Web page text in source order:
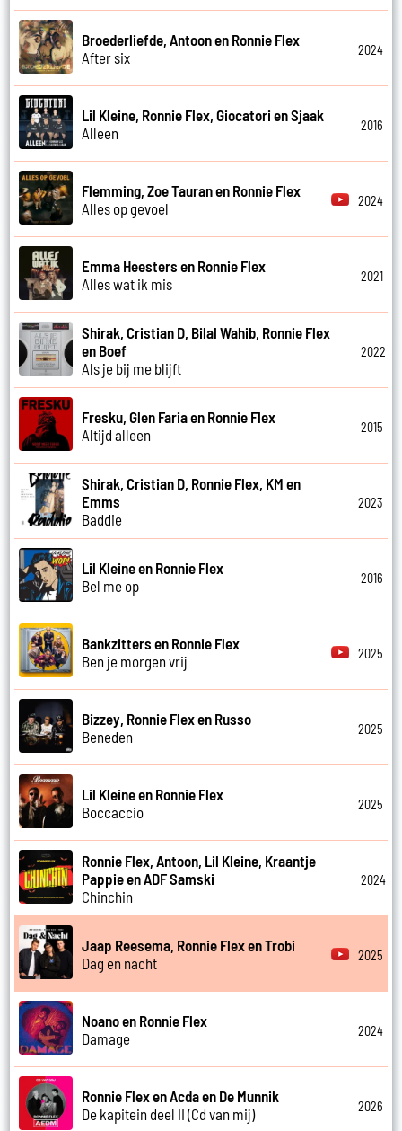
Broederliefde, Antoon en Ronnie Flex
After six
2024
Lil Kleine, Ronnie Flex, Giocatori en Sjaak
Alleen
2016
Flemming, Zoe Tauran en Ronnie Flex
Alles op gevoel
2024
Emma Heesters en Ronnie Flex
Alles wat ik mis
2021
Shirak, Cristian D, Bilal Wahib, Ronnie Flex
en Boef
Als je bij me blijft
2022
Fresku, Glen Faria en Ronnie Flex
Altijd alleen
2015
Shirak, Cristian D, Ronnie Flex, KM en
Emms
Baddie
2023
Lil Kleine en Ronnie Flex
Bel me op
2016
Bankzitters en Ronnie Flex
Ben je morgen vrij
2025
Bizzey, Ronnie Flex en Russo
Beneden
2025
Lil Kleine en Ronnie Flex
Boccaccio
2025
Ronnie Flex, Antoon, Lil Kleine, Kraantje
Pappie en ADF Samski
Chinchin
2024
Jaap Reesema, Ronnie Flex en Trobi
Dag en nacht
2025
Noano en Ronnie Flex
Damage
2024
Ronnie Flex en Acda en De Munnik
De kapitein deel II (Cd van mij)
2026